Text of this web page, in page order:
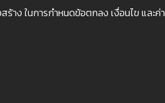
ง ในการกำหนดข้อตกลง เงื่อนไข และค่า